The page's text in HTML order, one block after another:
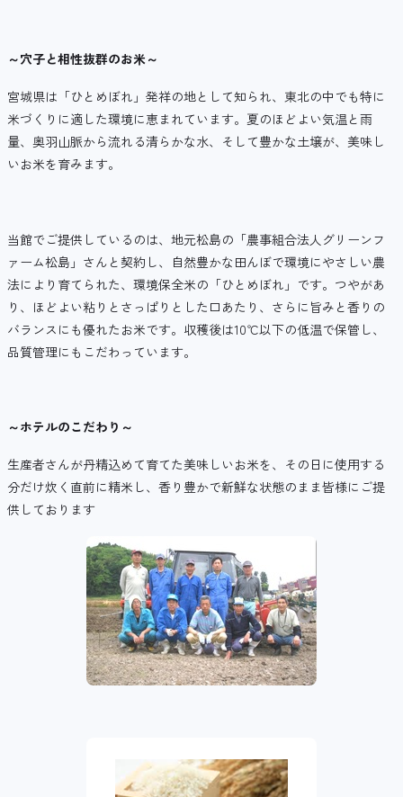
～穴子と相性抜群のお米～
宮城県は「ひとめぼれ」発祥の地として知られ、東北の中でも特に
米づくりに適した環境に恵まれています。夏のほどよい気温と雨
量、奥羽山脈から流れる清らかな水、そして豊かな土壌が、美味し
いお米を育みます。
当館でご提供しているのは、地元松島の「農事組合法人グリーンフ
ァーム松島」さんと契約し、自然豊かな田んぼで環境にやさしい農
法により育てられた、環境保全米の「ひとめぼれ」です。つやがあ
り、ほどよい粘りとさっぱりとした口あたり、さらに旨みと香りの
バランスにも優れたお米です。収穫後は10℃以下の低温で保管し、
品質管理にもこだわっています。
～ホテルのこだわり～
生産者さんが丹精込めて育てた美味しいお米を、その日に使用する
分だけ炊く直前に精米し、香り豊かで新鮮な状態のまま皆様にご提
供しております